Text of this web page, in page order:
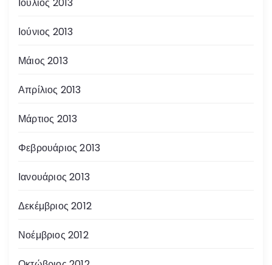
Ιούλιος 2013
Ιούνιος 2013
Μάιος 2013
Απρίλιος 2013
Μάρτιος 2013
Φεβρουάριος 2013
Ιανουάριος 2013
Δεκέμβριος 2012
Νοέμβριος 2012